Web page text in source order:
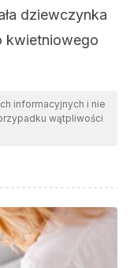
dziewczynka
kwietniowego
informacyjnych i nie
wątpliwości